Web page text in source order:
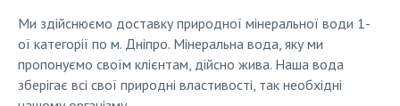
Ми здійснюємо доставку природної мінеральної води 1-
ої категорії по м. Дніпро. Мінеральна вода, яку ми
пропонуємо своїм клієнтам, дійсно жива. Наша вода
зберігає всі свої природні властивості, так необхідні